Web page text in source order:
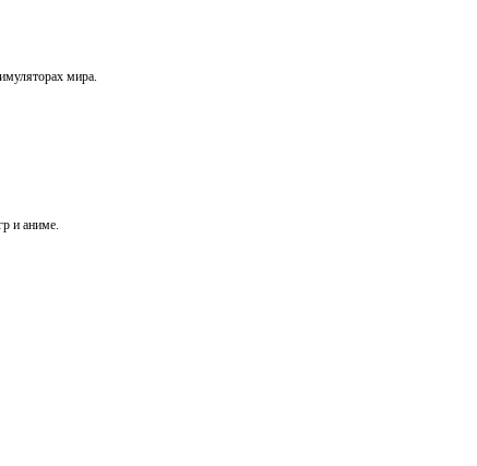
мира.
и аниме.